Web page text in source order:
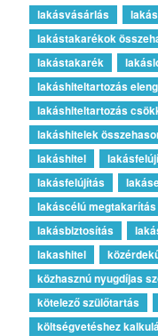
lakásvásárlás
lakástakarékok
lakástakarék
lakáshiteltartozás
lakáshiteltartozás
lakáshitelek
lakáshitel
lakásfelújítás
lakáscélú megtakarítás
lakásbiztosítás
lakashitel
közhasznú nyugdíjas
kötelező szülőtartás
költségvetéshez